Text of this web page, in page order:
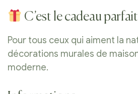
C’est le cadeau parfait
Pour tous ceux qui aiment la
décorations murales de
moderne.